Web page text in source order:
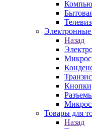
Назад
Товары для
Назад